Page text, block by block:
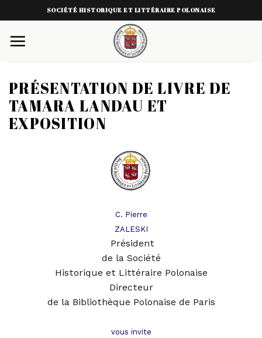
to
content
SOCIÉTÉ HISTORIQUE ET LITTÉRAIRE POLONAISE
PRÉSENTATION DE LIVRE DE
TAMARA LANDAU ET
EXPOSITION
C. Pierre
ZALESKI
Président
de la Société
Historique et Littéraire Polonaise
Directeur
de la Bibliothèque Polonaise de Paris
vous invite